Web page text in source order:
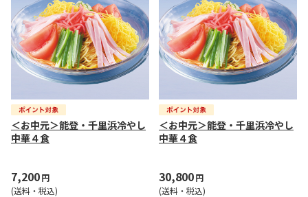
＜お中元＞能登・千里浜冷やし
中華４食
7,200円
(送料・税込)
＜お中元＞能登・千里浜冷やし
中華４食
30,800円
(送料・税込)